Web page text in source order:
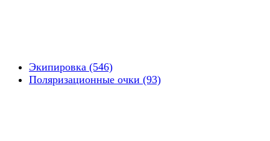
Экипировка (546)
Поляризационные очки (93)